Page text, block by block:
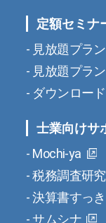
定額セミナ
見放題プラ
見放題プラ
ダウンロー
士業向けサ
Mochi-ya
税務調査研
決算書すっ
サムシナ